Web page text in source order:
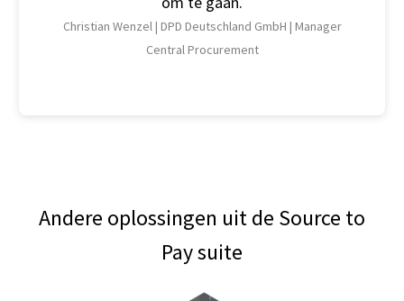
Christian Wenzel | DPD Deutschland GmbH | Manager
Central Procurement
Andere oplossingen uit de Source to
Pay suite